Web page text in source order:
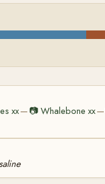
xx— 📷Whalebone xx—